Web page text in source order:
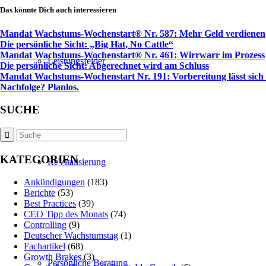
Leistungsfelder
ReVitalisierung
Persönliche Beratung
Das könnte Dich auch interessieren
Mandat Wachstums-Wochenstart® Nr. 587: Mehr Geld verdienen
Die persönliche Sicht: „Big Hat, No Cattle“
Mandat Wachstums-Wochenstart® Nr. 461: Wirrwarr im Prozess
Die persönliche Sicht: Abgerechnet wird am Schluss
Mandat Wachstums-Wochenstart Nr. 191: Vorbereitung lässt
Nachfolge? Planlos.
SUCHE
KATEGORIEN
Ankündigungen (183)
Berichte (53)
Best Practices (39)
CEO Tipp des Monats (74)
Controlling (9)
Deutscher Wachstumstag (1)
Fachartikel (68)
Growth Brakes (3)